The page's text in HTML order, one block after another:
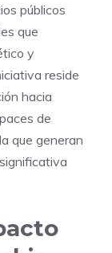
públicos
que
y
reside
hacia
de
que generan